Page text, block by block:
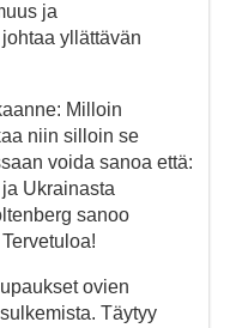
ja
yllättävän
Milloin
niin silloin se
voida sanoa että:
Ukrainasta
sanoo
ovien
Täytyy